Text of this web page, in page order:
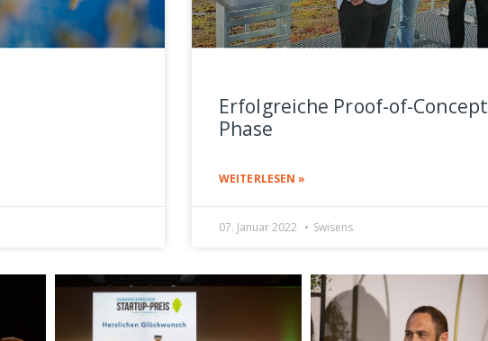
Erfolgreiche Proof-of-Concept
Phase
WEITERLESEN »
07. Januar 2022 Swisens